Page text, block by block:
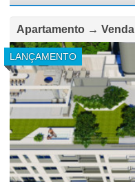
Apartamento → Venda
LANÇAMENTO